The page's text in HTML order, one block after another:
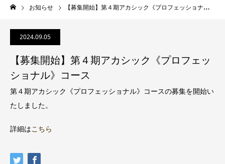
お知らせ 【募集開始】第４期アカシック《プロフェッショナル》コース
2024.09.05
【募集開始】第４期アカシック《プロフェッ
ショナル》コース
第４期アカシック《プロフェッショナル》コースの募集を開始い
たしました。
詳細はこちら